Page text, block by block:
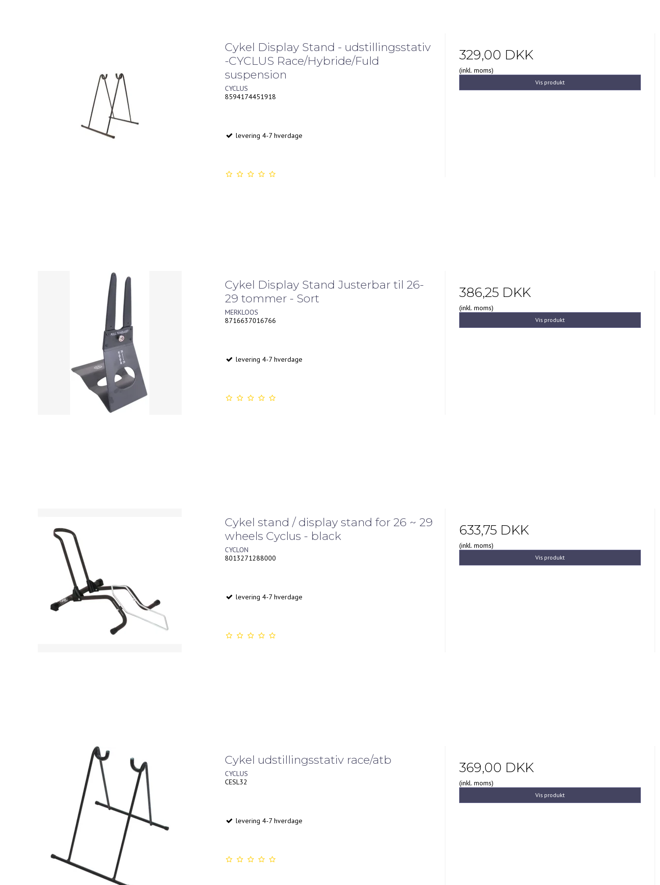
Cykel Display Stand - udstillingsstativ
-CYCLUS Race/Hybride/Fuld
suspension
CYCLUS
8594174451918
levering 4-7 hverdage
329,00 DKK
(inkl. moms)
Vis produkt
Cykel Display Stand Justerbar til 26-
29 tommer - Sort
MERKLOOS
8716637016766
levering 4-7 hverdage
386,25 DKK
(inkl. moms)
Vis produkt
Cykel stand / display stand for 26 ~ 29
wheels Cyclus - black
CYCLON
8013271288000
levering 4-7 hverdage
633,75 DKK
(inkl. moms)
Vis produkt
Cykel udstillingsstativ race/atb
CYCLUS
CESL32
levering 4-7 hverdage
369,00 DKK
(inkl. moms)
Vis produkt